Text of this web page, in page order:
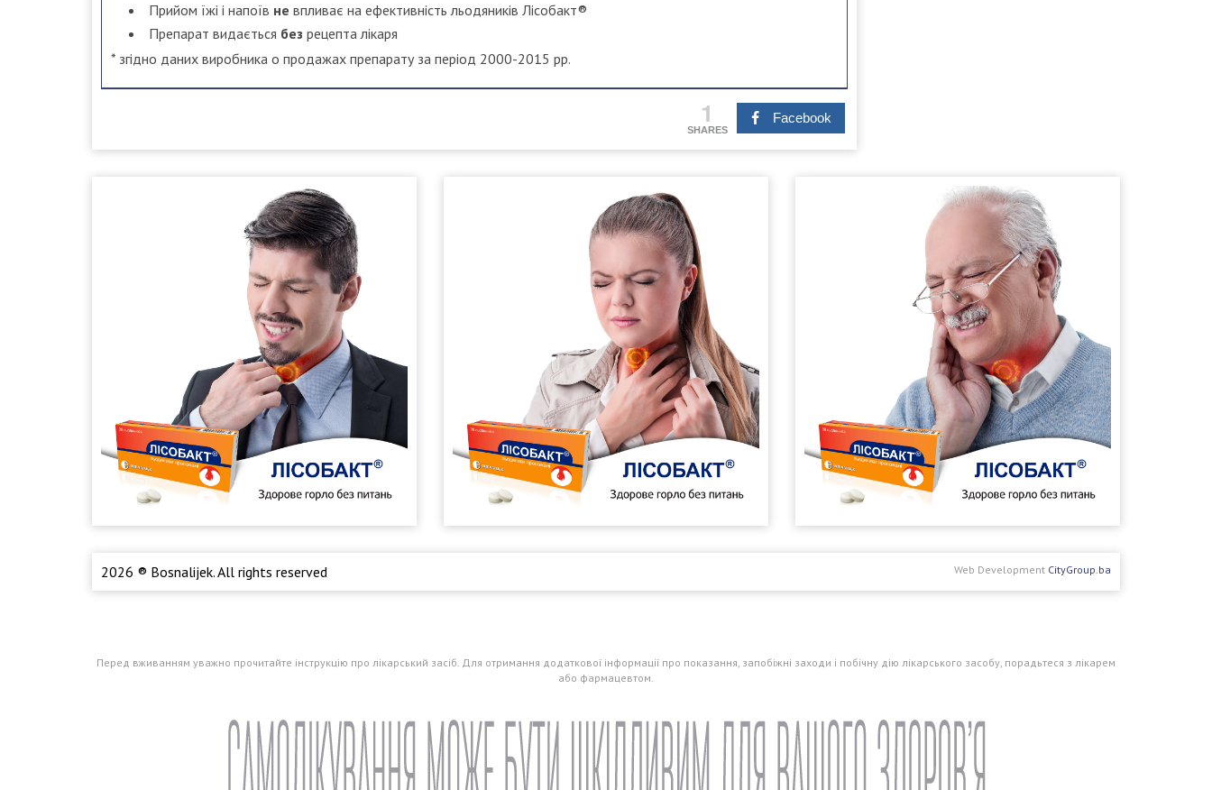
Прийом їжі і напоїв не впливає на ефективність льодяників Лісобакт®
Препарат видається без рецепта лікаря
* згідно даних виробника о продажах препарату за період 2000-2015 рр.
1
SHARES
Facebook
2026 ® Bosnalijek. All rights reserved Web Development CityGroup.ba
Перед вживанням уважно прочитайте інструкцію про лікарський засіб. Для отримання додаткової інформації про показання, запобіжні заходи і побічну дію лікарського засобу, порадьтеся з лікарем
або фармацевтом.